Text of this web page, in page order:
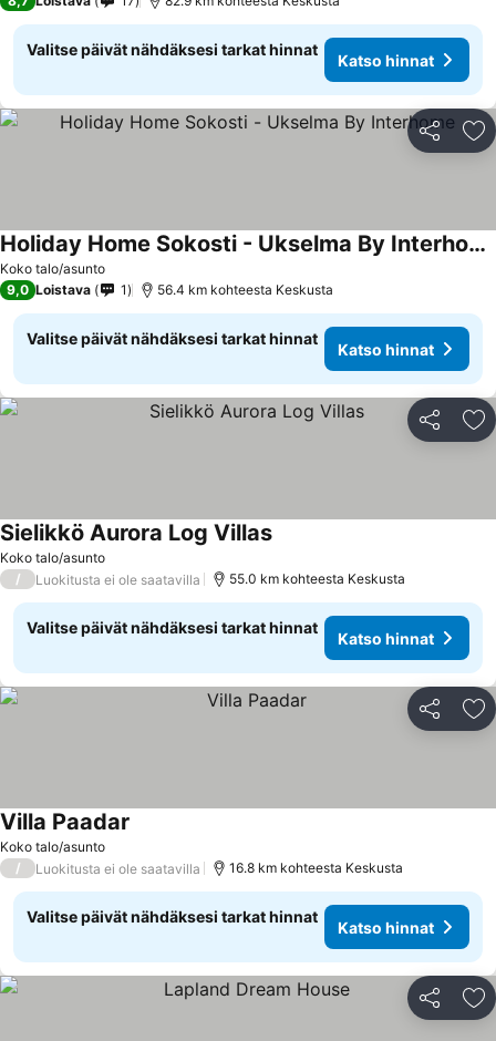
Valitse päivät nähdäksesi tarkat hinnat
Katso hinnat
Jaa
Koko talo/asunto
Holiday Home Sokosti - Ukselma By Interhome
9,0 Loistava 1 56.4 km kohteesta Keskusta
Valitse päivät nähdäksesi tarkat hinnat
Katso hinnat
Jaa
Koko talo/asunto
Sielikkö Aurora Log Villas
/ Luokitusta ei ole saatavilla 55.0 km kohteesta Keskusta
Valitse päivät nähdäksesi tarkat hinnat
Katso hinnat
Jaa
Koko talo/asunto
Villa Paadar
/ Luokitusta ei ole saatavilla 16.8 km kohteesta Keskusta
Valitse päivät nähdäksesi tarkat hinnat
Katso hinnat
Jaa